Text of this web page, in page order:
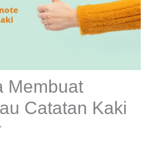
Membuat
Catatan Kaki